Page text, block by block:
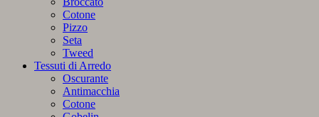
Cotone
Pizzo
Seta
Tweed
Tessuti di Arredo
Oscurante
Antimacchia
Cotone